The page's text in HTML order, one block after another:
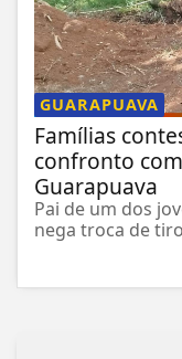
GUARAPUAVA
Famílias
confronto
Guarapuava
Pai de um dos
nega troca de